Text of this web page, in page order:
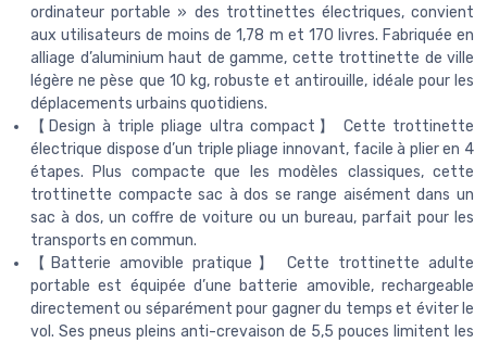
ordinateur portable » des trottinettes électriques, convient
aux utilisateurs de moins de 1,78 m et 170 livres. Fabriquée en
alliage d’aluminium haut de gamme, cette trottinette de ville
légère ne pèse que 10 kg, robuste et antirouille, idéale pour les
déplacements urbains quotidiens.
【Design à triple pliage ultra compact】 Cette trottinette
électrique dispose d’un triple pliage innovant, facile à plier en 4
étapes. Plus compacte que les modèles classiques, cette
trottinette compacte sac à dos se range aisément dans un
sac à dos, un coffre de voiture ou un bureau, parfait pour les
transports en commun.
【Batterie amovible pratique】 Cette trottinette adulte
portable est équipée d’une batterie amovible, rechargeable
directement ou séparément pour gagner du temps et éviter le
vol. Ses pneus pleins anti-crevaison de 5,5 pouces limitent les